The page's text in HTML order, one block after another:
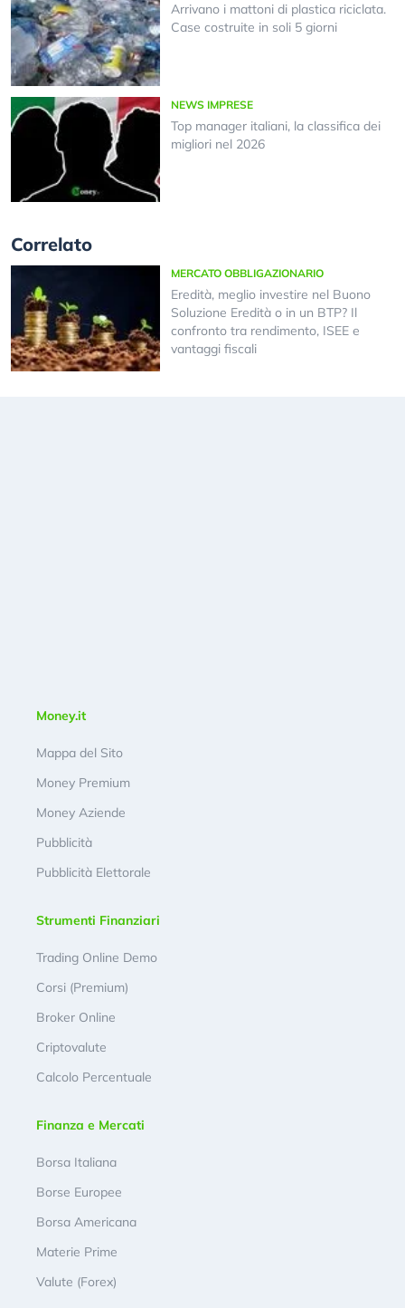
Arrivano i mattoni di plastica riciclata.
Case costruite in soli 5 giorni
NEWS IMPRESE
Top manager italiani, la classifica dei
migliori nel 2026
Correlato
MERCATO OBBLIGAZIONARIO
Eredità, meglio investire nel Buono
Soluzione Eredità o in un BTP? Il
confronto tra rendimento, ISEE e
vantaggi fiscali
Money.it
Mappa del Sito
Money Premium
Money Aziende
Pubblicità
Pubblicità Elettorale
Strumenti Finanziari
Trading Online Demo
Corsi (Premium)
Broker Online
Criptovalute
Calcolo Percentuale
Finanza e Mercati
Borsa Italiana
Borse Europee
Borsa Americana
Materie Prime
Valute (Forex)